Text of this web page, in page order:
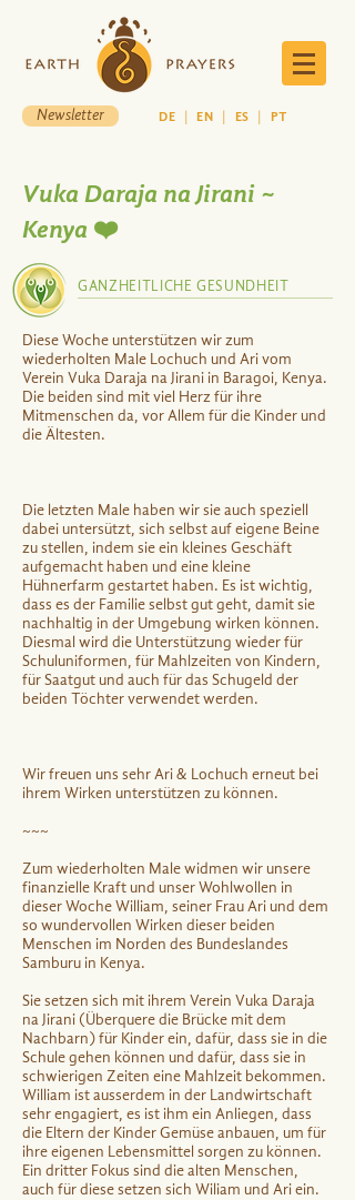
Newsletter DE |EN ES PT
Vuka Daraja na Jirani ~
Kenya ❤️
GANZHEITLICHE GESUNDHEIT
Diese Woche unterstützen wir zum
wiederholten Male Lochuch und Ari vom
Verein Vuka Daraja na Jirani in Baragoi, Kenya.
Die beiden sind mit viel Herz für ihre
Mitmenschen da, vor Allem für die Kinder und
die Ältesten.
Die letzten Male haben wir sie auch speziell
dabei untersützt, sich selbst auf eigene Beine
zu stellen, indem sie ein kleines Geschäft
aufgemacht haben und eine kleine
Hühnerfarm gestartet haben. Es ist wichtig,
dass es der Familie selbst gut geht, damit sie
nachhaltig in der Umgebung wirken können.
Diesmal wird die Unterstützung wieder für
Schuluniformen, für Mahlzeiten von Kindern,
für Saatgut und auch für das Schugeld der
beiden Töchter verwendet werden.
Wir freuen uns sehr Ari & Lochuch erneut bei
ihrem Wirken unterstützen zu können.
~~~
Zum wiederholten Male widmen wir unsere
finanzielle Kraft und unser Wohlwollen in
dieser Woche William, seiner Frau Ari und dem
so wundervollen Wirken dieser beiden
Menschen im Norden des Bundeslandes
Samburu in Kenya.
Sie setzen sich mit ihrem Verein Vuka Daraja
na Jirani (Überquere die Brücke mit dem
Nachbarn) für Kinder ein, dafür, dass sie in die
Schule gehen können und dafür, dass sie in
schwierigen Zeiten eine Mahlzeit bekommen.
William ist ausserdem in der Landwirtschaft
sehr engagiert, es ist ihm ein Anliegen, dass
die Eltern der Kinder Gemüse anbauen, um für
ihre eigenen Lebensmittel sorgen zu können.
Ein dritter Fokus sind die alten Menschen,
auch für diese setzen sich Wiliam und Ari ein.